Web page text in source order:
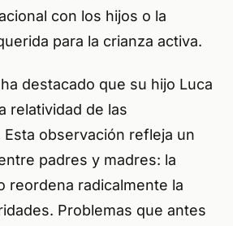
con los hijos o la
para la crianza activa.
destacado que su hijo Luca
relatividad de las
observación refleja un
padres y madres: la
reordena radicalmente la
Problemas que antes